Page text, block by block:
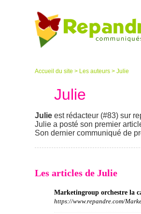
Accueil du site > Les auteurs > Julie
Julie
Julie est rédacteur (#83) sur
Julie a posté son premier
Son dernier communiqué de
Les articles de Julie
Marketingroup orchestre la
https://www.repandre.com/